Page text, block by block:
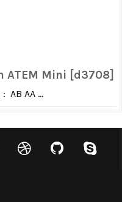
ATEM Mini [d3708]
AB AA ...